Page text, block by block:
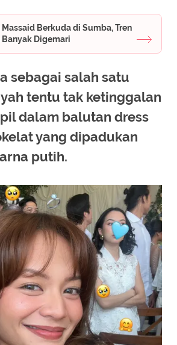
Massaid Berkuda di Sumba, Tren
Banyak Digemari
sebagai salah satu
tentu tak ketinggalan
dalam balutan dress
yang dipadukan
putih.